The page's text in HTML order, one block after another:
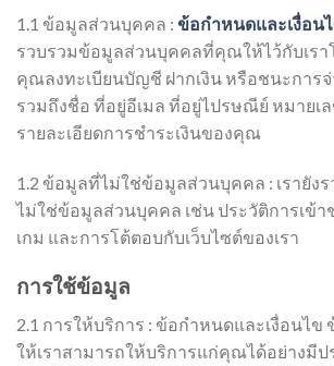
1.1 ข้อมูลส่วนบุคคล : ข้อกำหนดและเงื่อน
รวบรวมข้อมูลส่วนบุคคลที่คุณให้ไว้กับเรา
คุณลงทะเบียนบัญชี ฝากเงิน หรือชนะการ
รวมถึงชื่อ ที่อยู่อีเมล ที่อยู่ไปรษณีย์ หมายเ
รายละเอียดการชำระเงินของคุณ
1.2 ข้อมูลที่ไม่ใช่ข้อมูลส่วนบุคคล : เรายัง
ไม่ใช่ข้อมูลส่วนบุคคล เช่น ประวัติการเข้า
เกม และการโต้ตอบกับเว็บไซต์ของเรา
การใช้ข้อมูล
2.1 การให้บริการ : ข้อกำหนดและเงื่อนไ
ให้เราสามารถให้บริการแก่คุณได้อย่างมี